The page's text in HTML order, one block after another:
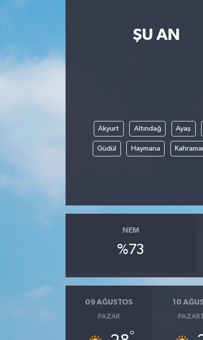
ŞU AN
Akyurt Altındağ Ayaş
Güdül Haymana
NEM
%73
09 AĞUSTOS
PAZAR
°
10